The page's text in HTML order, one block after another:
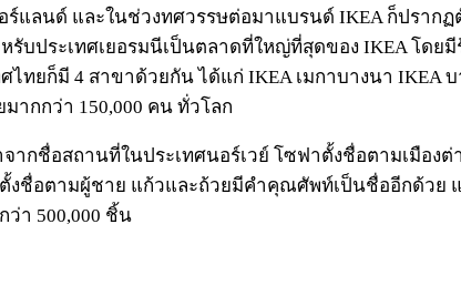
แลนด์ และในช่วงทศวรรษต่อมาแบรนด์ IKEA ก็ปราก
รับประเทศเยอรมนีเป็นตลาดที่ใหญ่ที่สุดของ IKEA โด
ไทยก็มี 4 สาขาด้วยกัน ได้แก่ IKEA เมกาบางนา IKEA
ากกว่า 150,000 คน ทั่วโลก
กชื่อสถานที่ในประเทศนอร์เวย์ โซฟาตั้งชื่อตามเมือ
ชื่อตามผู้ชาย แก้วและถ้วยมีคำคุณศัพท์เป็นชื่ออีกด้วย
า 500,000 ชิ้น